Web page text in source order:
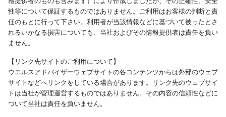
性等について保証するものではありません。ご利用はお客様の判断と責
任のもとに行って下さい。利用者が当該情報などに基づいて被ったとさ
れるいかなる損害についても、当社およびその情報提供者は責任を負い
ません。
【リンク先サイトのご利用について】
ウエルスアドバイザーウェブサイトの各コンテンツからは外部のウェブ
サイトなどへリンクをしている場合があります。リンク先のウェブサイ
トは当社が管理運営するものではありません。その内容の信頼性などに
ついて当社は責任を負いません。